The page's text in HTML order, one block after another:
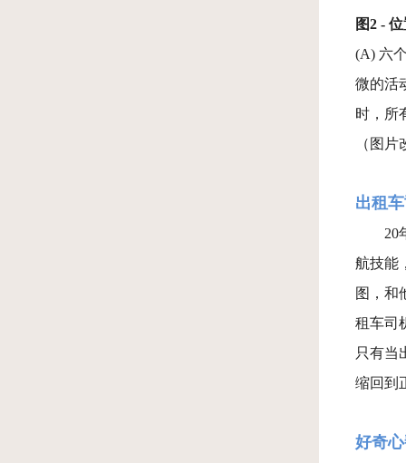
图2 -
(A) 六
微的活
时，所
（图片
出租
20
航技能
图，和
租车司
只有当
缩回到
好奇